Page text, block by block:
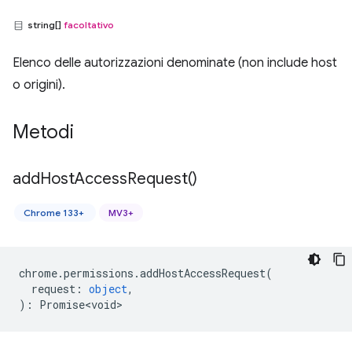
string[] facoltativo
Elenco delle autorizzazioni denominate (non include host
o origini).
Metodi
addHostAccessRequest()
Chrome 133+ MV3+
chrome.permissions .addHostAccessRequest(
request : object,
) : Promise<void>